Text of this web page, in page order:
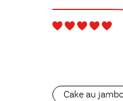
Cake au